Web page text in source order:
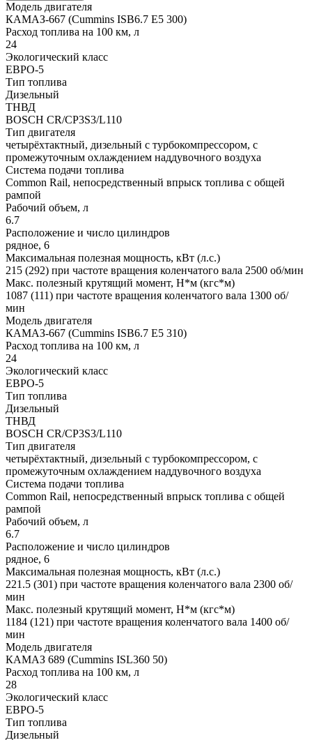
Модель двигателя
КАМАЗ-667 (Cummins ISB6.7 E5 300)
Расход топлива на 100 км, л
24
Экологический класс
ЕВРО-5
Тип топлива
Дизельный
ТНВД
BOSCH CR/CP3S3/L110
Тип двигателя
четырёхтактный, дизельный с турбокомпрессором, с
промежуточным охлаждением наддувочного воздуха
Система подачи топлива
Common Rail, непосредственный впрыск топлива с общей
рампой
Рабочий объем, л
6.7
Расположение и число цилиндров
рядное, 6
Максимальная полезная мощность, кВт (л.с.)
215 (292) при частоте вращения коленчатого вала 2500 об/мин
Макс. полезный крутящий момент, Н*м (кгс*м)
1087 (111) при частоте вращения коленчатого вала 1300 об/
мин
Модель двигателя
КАМАЗ-667 (Cummins ISB6.7 E5 310)
Расход топлива на 100 км, л
24
Экологический класс
ЕВРО-5
Тип топлива
Дизельный
ТНВД
BOSCH CR/CP3S3/L110
Тип двигателя
четырёхтактный, дизельный с турбокомпрессором, с
промежуточным охлаждением наддувочного воздуха
Система подачи топлива
Common Rail, непосредственный впрыск топлива с общей
рампой
Рабочий объем, л
6.7
Расположение и число цилиндров
рядное, 6
Максимальная полезная мощность, кВт (л.с.)
221.5 (301) при частоте вращения коленчатого вала 2300 об/
мин
Макс. полезный крутящий момент, Н*м (кгс*м)
1184 (121) при частоте вращения коленчатого вала 1400 об/
мин
Модель двигателя
КАМАЗ 689 (Cummins ISL360 50)
Расход топлива на 100 км, л
28
Экологический класс
ЕВРО-5
Тип топлива
Дизельный